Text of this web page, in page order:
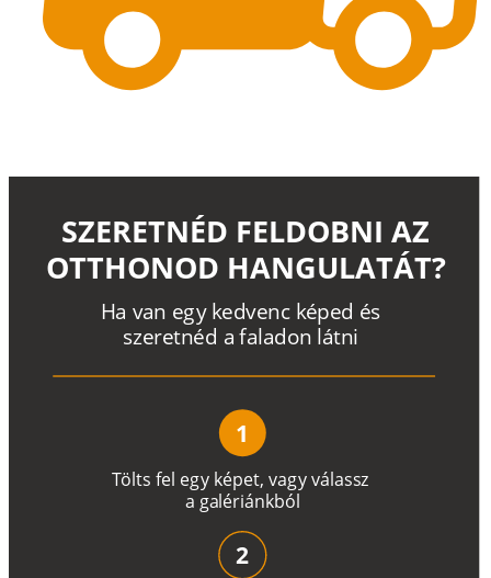
Tölts fel egy képet, vagyválassz
a galériánkból
Ha van egy kedvenc képed és
szeretnéd a faladon látni
SZERETNÉD FELDOBNI AZ
OTTHONOD HANGULATÁT?
1
2